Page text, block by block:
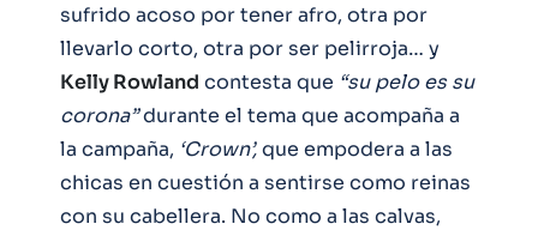
sufrido acoso por tener afro, otra por
llevarlo corto, otra por ser pelirroja… y
Kelly Rowland contesta que “su pelo es su
corona”durante el tema que acompaña a
la campaña, ‘Crown’,que empodera a las
chicas en cuestión a sentirse como reinas
con su cabellera. No como a las calvas,